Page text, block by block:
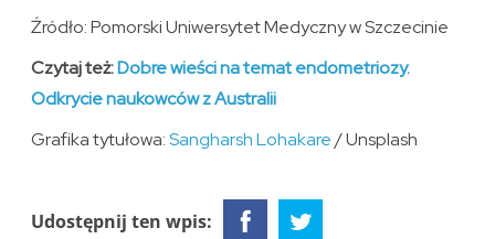
Źródło: Pomorski Uniwersytet Medyczny w Szczecinie
Czytaj też:Dobre wieści na temat endometriozy.
Odkrycie naukowców z Australii
Grafika tytułowa:Sangharsh Lohakare/ Unsplash
Udostępnij ten wpis: